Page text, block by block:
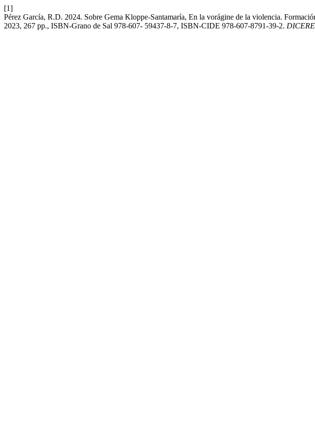
[1]
Pérez García, R.D. 2024. Sobre Gema Kloppe-Santamaría, En la vorágine de la violencia.
2023, 267 pp., ISBN-Grano de Sal 978-607- 59437-8-7, ISBN-CIDE 978-607-8791-39-2. DICERE